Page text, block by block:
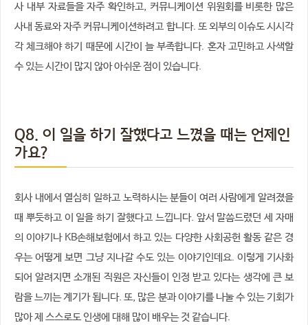
사 내부 자료들을 자주 확인하고, 커뮤니케이션 위원회를 비롯한 많은
사내 동료와 자주 커뮤니케이션하려고 합니다. 또 외부의 이슈도 시시각
각 체크해야 하기 때문에 시간이 늘 부족합니다. 혼자 고민하고 사색할
수 있는 시간이 많지 않아 아쉬운 점이 있습니다.
Q8. 이 일을 하기 잘했다고 느꼈을 때는 언제인
가요?
회사 내에서 열심히 일하고 노력하시는 분들이 여러 사람에게 알려졌을
때 뿌듯하고 이 일을 하기 잘했다고 느낍니다. 앞서 말씀드렸던 세 자매
의 이야기나 KB손해보험에서 하고 있는 다양한 사회공헌 활동 같은 경
우는 어떻게 보면 그냥 지나갈 수도 있는 이야기인데요. 이렇게 기사화
되어 알려지면 소개된 직원은 자신들이 인정 받고 있다는 생각에 큰 보
람을 느끼는 계기가 됩니다. 또, 많은 분과 이야기를 나눌 수 있는 기회가
많아 제 스스로도 인생에 대해 많이 배우는 것 같습니다.